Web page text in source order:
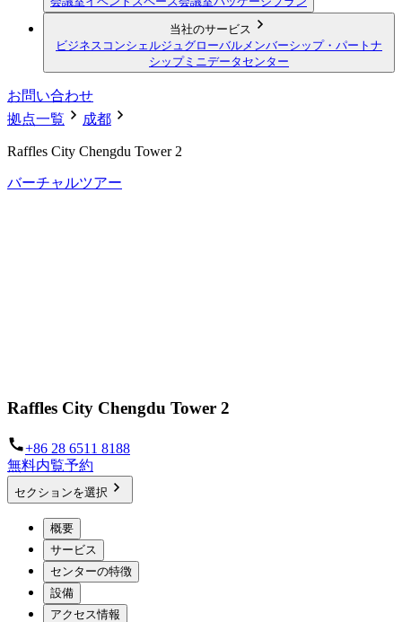
当社のサービス
ビジネスコンシェルジュ グローバルメンバーシップ・パートナ
シップミニデータセンター
お問い合わせ
拠点一覧
成都
Raffles City Chengdu Tower 2
バーチャルツアー
Raffles City Chengdu Tower 2
+86 28 6511 8188
無料内覧予約
セクションを選択
概要
サービス
センターの特徴
設備
アクセス情報